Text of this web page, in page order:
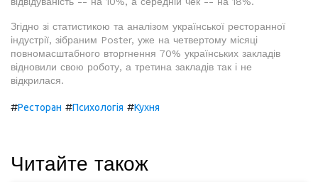
Згідно зі статистикою та аналізом української ресторанної
індустрії, зібраним Poster, уже на четвертому місяці
повномасштабного вторгнення 70% українських закладів
відновили свою роботу, а третина закладів так і не
відкрилася.
#Ресторан #Психологія #Кухня
Читайте також